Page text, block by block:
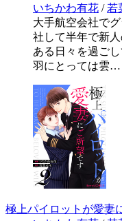
いちかわ有花 / 若
大手航空会社で
社して半年で新
ある日々を過ご
羽にとっては雲…
極上パイロットが愛妻